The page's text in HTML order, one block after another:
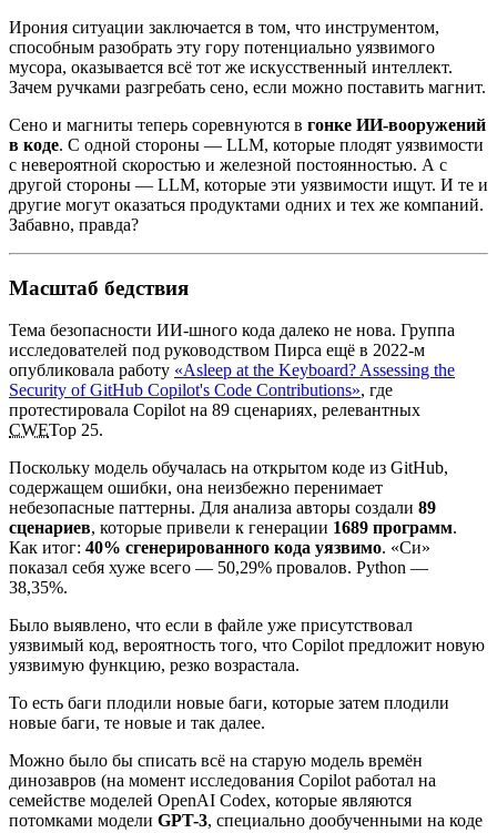
Ирония ситуации заключается в том, что инструментом,
способным разобрать эту гору потенциально уязвимого
мусора, оказывается всё тот же искусственный интеллект.
Зачем ручками разгребать сено, если можно поставить магнит.
Сено и магниты теперь соревнуются в гонке ИИ-вооружений
в коде. С одной стороны — LLM, которые плодят уязвимости
с невероятной скоростью и железной постоянностью. А с
другой стороны — LLM, которые эти уязвимости ищут. И те и
другие могут оказаться продуктами одних и тех же компаний.
Забавно, правда?
Масштаб бедствия
Тема безопасности ИИ-шного кода далеко не нова. Группа
исследователей под руководством Пирса ещё в 2022-м
опубликовала работу «Asleep at the Keyboard? Assessing the
Security of GitHub Copilot's Code Contributions», где
протестировала Copilot на 89 сценариях, релевантных
CWETop 25.
Поскольку модель обучалась на открытом коде из GitHub,
содержащем ошибки, она неизбежно перенимает
небезопасные паттерны. Для анализа авторы создали 89
сценариев, которые привели к генерации 1689 программ.
Как итог: 40% сгенерированного кода уязвимо. «Cи»
показал себя хуже всего — 50,29% провалов. Python —
38,35%.
Было выявлено, что если в файле уже присутствовал
уязвимый код, вероятность того, что Copilot предложит новую
уязвимую функцию, резко возрастала.
То есть баги плодили новые баги, которые затем плодили
новые баги, те новые и так далее.
Можно было бы списать всё на старую модель времён
динозавров (на момент исследования Copilot работал на
семействе моделей OpenAI Codex, которые являются
потомками модели GPT-3, специально дообученными на коде